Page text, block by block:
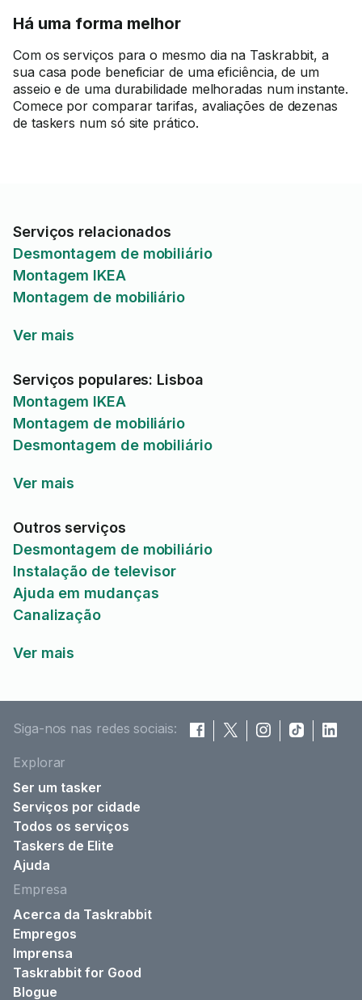
Há uma forma melhor
Com os serviços para o mesmo dia na Taskrabbit, a
sua casa pode beneficiar de uma eficiência, de um
asseio e de uma durabilidade melhoradas num instante.
Comece por comparar tarifas, avaliações de dezenas
de taskers num só site prático.
Serviços relacionados
Desmontagem de mobiliário
Montagem IKEA
Montagem de mobiliário
Ver mais
Serviços populares: Lisboa
Montagem IKEA
Montagem de mobiliário
Desmontagem de mobiliário
Ver mais
Outros serviços
Desmontagem de mobiliário
Instalação de televisor
Ajuda em mudanças
Canalização
Ver mais
Siga-nos nas redes sociais:
Explorar
Ser um tasker
Serviços por cidade
Todos os serviços
Taskers de Elite
Ajuda
Empresa
Acerca da Taskrabbit
Empregos
Imprensa
Taskrabbit for Good
Blogue